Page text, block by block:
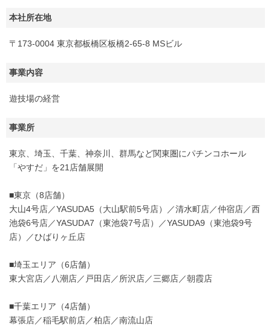
本社所在地
〒173-0004 東京都板橋区板橋2-65-8 MSビル
事業内容
遊技場の経営
事業所
東京、埼玉、千葉、神奈川、群馬など関東圏にパチンコホール
「やすだ」を21店舗展開
■東京（8店舗）
大山4号店／YASUDA5（大山駅前5号店）／清水町店／仲宿店／西
池袋6号店／YASUDA7（東池袋7号店）／YASUDA9（東池袋9号
店）／ひばりヶ丘店
■埼玉エリア（6店舗）
東大宮店／八潮店／戸田店／所沢店／三郷店／朝霞店
■千葉エリア（4店舗）
幕張店／稲毛駅前店／柏店／南流山店